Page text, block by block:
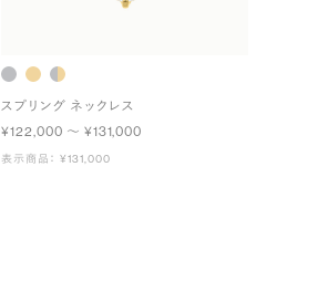
スプリング ネックレス
¥122,000 〜 ¥131,000
表示商品： ¥131,000